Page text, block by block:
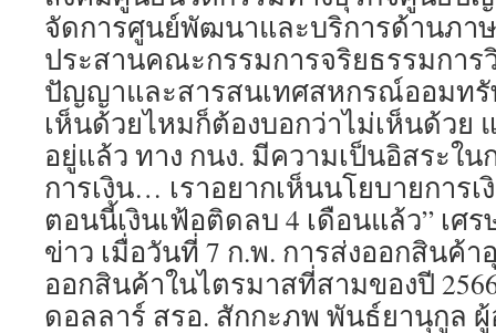
จัดการศูนย์พัฒนาและบริการด้านภา
ประสานคณะกรรมการจริยธรรมกา
ปัญญาและสารสนเทศสหกรณ์ออมทรั
เห็นด้วยไหมก็ต้องบอกว่าไม่เห็นด้วย
อยู่แล้ว ทาง กนง. มีความเป็นอิสระใ
การเงิน… เราอยากเห็นนโยบายการ
ตอนนี้เงินเฟ้อติดลบ 4 เดือนแล้ว” เ
ข่าว เมื่อวันที่ 7 ก.พ. การส่งออกสินค้
ออกสินค้าในไตรมาสที่สามของปี
ดอลลาร์ สรอ. สักกะภพ พันธ์ยานุกูล